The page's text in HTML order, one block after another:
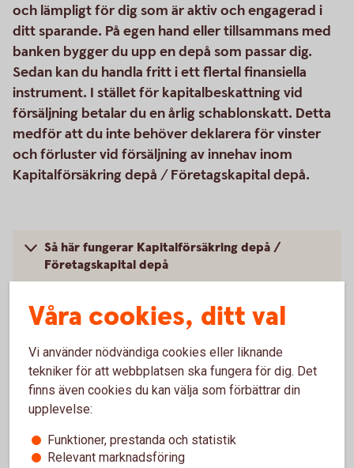
och lämpligt för dig som är aktiv och engagerad i
ditt sparande. På egen hand eller tillsammans med
banken bygger du upp en depå som passar dig.
Sedan kan du handla fritt i ett flertal finansiella
instrument. I stället för kapitalbeskattning vid
försäljning betalar du en årlig schablonskatt. Detta
medför att du inte behöver deklarera för vinster
och förluster vid försäljning av innehav inom
Kapitalförsäkring depå / Företagskapital depå.
Så här fungerar Kapitalförsäkring depå /
Företagskapital depå
Pris
Vanliga frågor och svar
Måste man deklarera affärerna?
Våra cookies, ditt val
Vi använder nödvändiga cookies eller liknande
tekniker för att webbplatsen ska fungera för dig. Det
finns även cookies du kan välja som förbättrar din
upplevelse:
Funktioner, prestanda och statistik
Relevant marknadsföring